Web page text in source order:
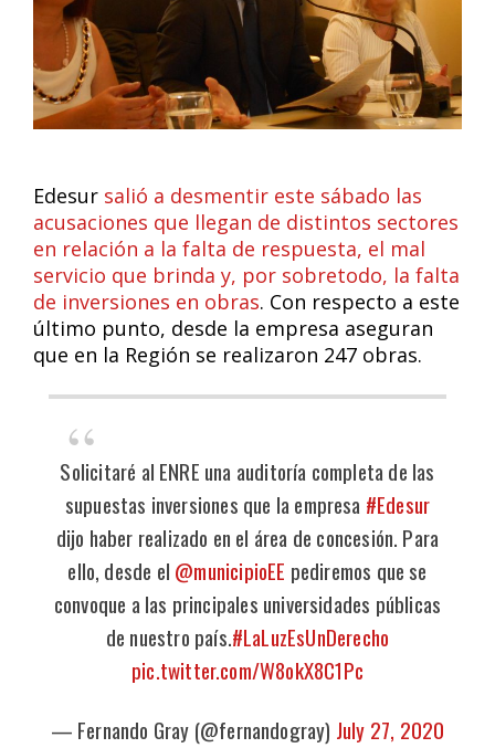
Edesur salió a desmentir este sábado las
acusaciones que llegan de distintos sectores
en relación a la falta de respuesta, el mal
servicio que brinda y, por sobretodo, la falta
de inversiones en obras. Con respecto a este
último punto, desde la empresa aseguran
que en la Región se realizaron 247 obras.
Solicitaré al ENRE una auditoría completa de las
supuestas inversiones que la empresa #Edesur
dijo haber realizado en el área de concesión. Para
ello, desde el @municipioEE pediremos que se
convoque a las principales universidades públicas
de nuestro país.#LaLuzEsUnDerecho
pic.twitter.com/W8okX8C1Pc
— Fernando Gray (@fernandogray) July 27, 2020